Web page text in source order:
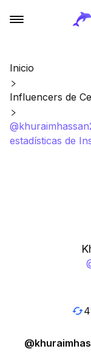
Inicio
Influencers de
estadísticas de